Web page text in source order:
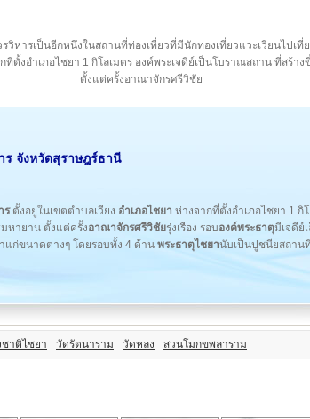
วิหารเป็นอีกหนึ่งในสถานที่ท่องเที่ยวที่มีนักท่องเที่ยวแวะเวียนไปเที่
ที่ตั้งอำเภอไชยา 1 กิโลเมตร องค์พระเจดีย์เป็นโบราณสถาน ที่สร้
ตั้งแต่ครั้งอาณาจักรศรีวิชัย
ร จังหวัดสุราษฎร์ธานี
รตั้งอยู่ในเขตตำบลเวียง อำเภอไชยา ห่างจากที่ตั้งอำเภอไชยา 1 กิ
หายาน ตั้งแต่ครั้งอาณาจักรศรีวิชัยรุ่งเรือง รอบองค์พระธาตุมีเจดีย์
แก่ขนาดต่างๆ โดยรอบทั้ง 4 ด้าน พระธาตุไชยานับเป็นปูชนียสถาน
าติไชยา วัดรัตนาราม วัดหลง สวนโมกขพลาราม